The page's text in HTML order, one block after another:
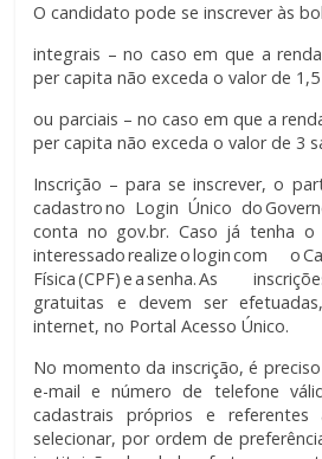
O candidato pode se inscrever às
integrais – no caso em que a
per capita não exceda o valor de
ou parciais – no caso em que a
per capita não exceda o valor de 3
Inscrição – para se inscrever, o
cadastro no Login Único do
conta no gov.br. Caso já tenha o
interessado realize o login com
Física (CPF) e a senha. As
gratuitas e devem ser efetuadas,
internet, no Portal Acesso Único.
No momento da inscrição, é
e-mail e número de telefone
cadastrais próprios e
selecionar, por ordem de